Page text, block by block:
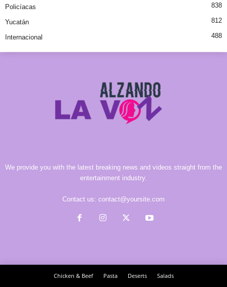
Policíacas 838
Yucatán 812
Internacional 488
We provide you with the latest breaking news and videos straight from the
entertainment industry.
Contact us: contact@yoursite.com
Chicken & Beef Pasta Deserts
Salads